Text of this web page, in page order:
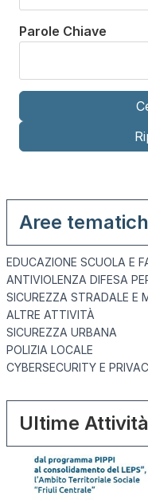
Parole Chiave
Aree
EDUCAZIONE SCUOLA E
ANTIVIOLENZA DIFESA
SICUREZZA STRADALE E
ALTRE ATTIVITÀ
SICUREZZA URBANA
POLIZIA LOCALE
CYBERSECURITY E
Ultime Attività